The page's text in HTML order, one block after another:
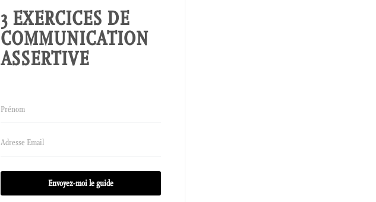
3 EXERCICES DE
COMMUNICATION
ASSERTIVE
Envoyez-moi le guide